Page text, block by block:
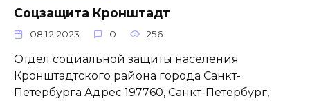
Соцзащита Кронштадт
08.12.2023 0 256
Отдел социальной защиты населения
Кронштадтского района города Санкт-
Петербурга Адрес 197760, Санкт-Петербург,